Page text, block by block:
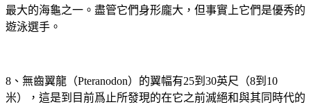
最大的海龜之一。盡管它們身形龐大，但事實上它們是優秀的
遊泳選手。
8、無齒翼龍（Pteranodon）的翼幅有25到30英尺（8到10
米），這是到目前爲止所發現的在它之前滅絕和與其同時代的